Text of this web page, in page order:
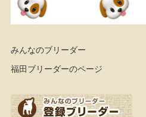
みんなのブリーダー
福田ブリーダーのページ